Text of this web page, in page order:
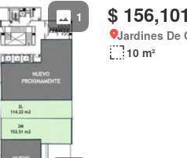
1 $
Jardines De
10 m²